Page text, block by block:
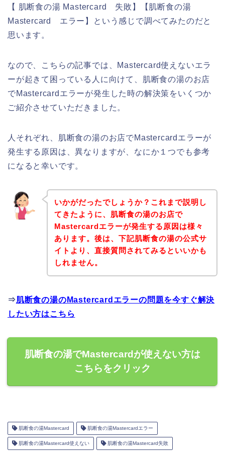
【 肌断食の湯 Mastercard 失敗】【肌断食の湯
Mastercard エラー】という感じで調べてみたのだと
思います。
なので、こちらの記事では、Mastercard使えないエラ
ーが起きて困っている人に向けて、肌断食の湯のお店
でMastercardエラーが発生した時の解決策をいくつか
ご紹介させていただきました。
人それぞれ、肌断食の湯のお店でMastercardエラーが
発生する原因は、異なりますが、なにか１つでも参考
になると幸いです。
いかがだったでしょうか？これまで説明し
てきたように、肌断食の湯のお店で
Mastercardエラーが発生する原因は様々
あります。後は、下記肌断食の湯の公式サ
イトより、直接質問されてみるといいかも
しれません。
⇒肌断食の湯のMastercardエラーの問題を今すぐ解決
したい方はこちら
肌断食の湯でMastercardが使えない方は
こちらをクリック
肌断食の湯Mastercard 肌断食の湯Mastercardエラー
肌断食の湯Mastercard使えない 肌断食の湯Mastercard失敗